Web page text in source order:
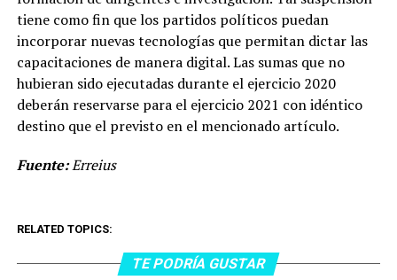
tiene como fin que los partidos políticos puedan
incorporar nuevas tecnologías que permitan dictar las
capacitaciones de manera digital. Las sumas que no
hubieran sido ejecutadas durante el ejercicio 2020
deberán reservarse para el ejercicio 2021 con idéntico
destino que el previsto en el mencionado artículo.
Fuente:Erreius
RELATED TOPICS:
TE PODRÍA GUSTAR